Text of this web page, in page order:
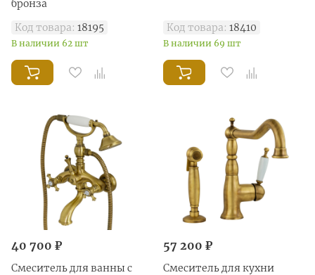
бронза
Код товара: 18195
В наличии 62 шт
Код товара: 18410
В наличии 69 шт
40 700 ₽
Смеситель для ванны с
57 200 ₽
Смеситель для кухни